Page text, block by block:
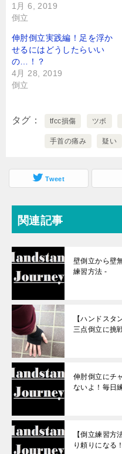
1月 6, 2019
倒立
伸肘倒立実践編！足を浮か
せるにはどうしたらいい
の…！？
4月 28, 2019
倒立
タグ tfcc損傷 ツボ
手首の痛み 疑い
Tweet
関連記事
壁倒立から壁
練習方法 -
【ハンドス
三点倒立に挑
伸肘倒立にチ
ないよ！毎日
【倒立練習方
り頼りになる！